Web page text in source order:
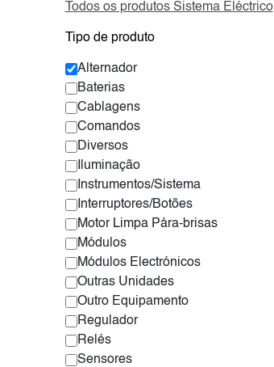
Todos os produtos Sistema Eléctrico
Tipo de produto
Alternador
Baterias
Cablagens
Comandos
Diversos
Iluminação
Instrumentos/Sistema
Interruptores/Botões
Motor Limpa Pára-brisas
Módulos
Módulos Electrónicos
Outras Unidades
Outro Equipamento
Regulador
Relés
Sensores